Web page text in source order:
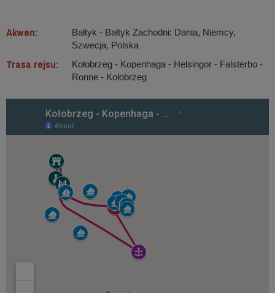
Akwen:
Bałtyk ‐ Bałtyk Zachodni: Dania, Niemcy,
Szwecja, Polska
Trasa rejsu:
Kołobrzeg - Kopenhaga - Helsingor - Falsterbo -
Ronne - Kołobrzeg